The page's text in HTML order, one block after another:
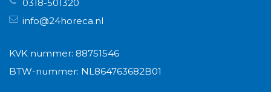
0318-501320
info@24horeca.nl
KVK nummer: 88751546
BTW-nummer: NL864763682B01